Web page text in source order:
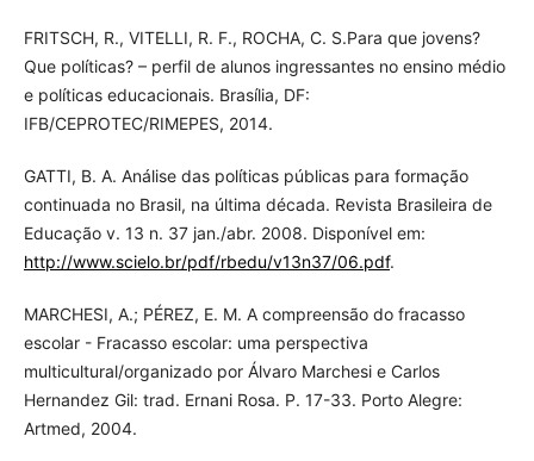
FRITSCH, R., VITELLI, R. F., ROCHA, C. S.Para que jovens?
Que políticas? – perfil de alunos ingressantes no ensino médio
e políticas educacionais. Brasília, DF:
IFB/CEPROTEC/RIMEPES, 2014.
GATTI, B. A. Análise das políticas públicas para formação
continuada no Brasil, na última década. Revista Brasileira de
Educação v. 13 n. 37 jan./abr. 2008. Disponível em:
http://www.scielo.br/pdf/rbedu/v13n37/06.pdf.
MARCHESI, A.; PÉREZ, E. M. A compreensão do fracasso
escolar - Fracasso escolar: uma perspectiva
multicultural/organizado por Álvaro Marchesi e Carlos
Hernandez Gil: trad. Ernani Rosa. P. 17-33. Porto Alegre:
Artmed, 2004.